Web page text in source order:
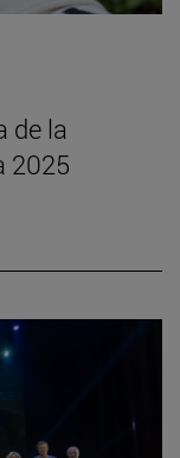
de la
2025